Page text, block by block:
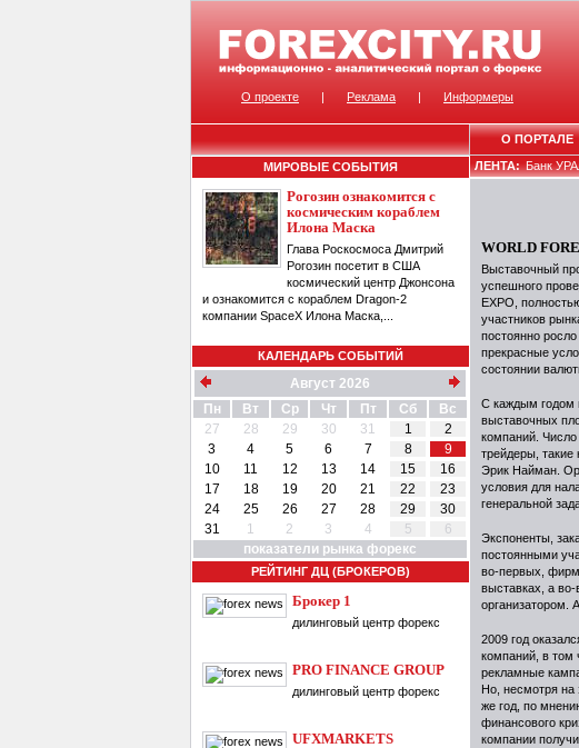
МИРОВЫЕ СОБЫТИЯ
Рогозин ознакомится с
космическим кораблем
Илона Маска
Глава Роскосмоса Дмитрий
Рогозин посетит в США
космический центр Джонсона
и ознакомится с кораблем Dragon-2
компании SpaceX Илона Маска,...
КАЛЕНДАРЬ СОБЫТИЙ
Август 2026
Пн
Вт Ср Чт Пт Сб
Вс
27
28 29 30 31 1
2
3
4 5 6 7 8
9
10
11 12 13 14 15
16
17
18 19 20 21 22
23
24
25 26 27 28 29
30
31
1 2 3 4 5
6
показатели рынка форекс
РЕЙТИНГ ДЦ (БРОКЕРОВ)
Брокер 1
дилинговый центр форекс
PRO FINANCE GROUP
дилинговый центр форекс
UFXMARKETS
ЛЕНТА:Банк
WORLD
Выставочный
успешного
EXPO,
участников
постоянно
прекрасные
состоянии
С каждым годом
выставочных
компаний.
трейдеры,
Эрик Найман.
условия для
генеральной
Экспоненты,
постоянными
во-первых,
выставках, а
организатором.
2009 год
компаний, в
рекламные
Но, несмотря на
же год, по
финансового
компании
О проекте | Реклама | Информеры
О ПОРТАЛЕ